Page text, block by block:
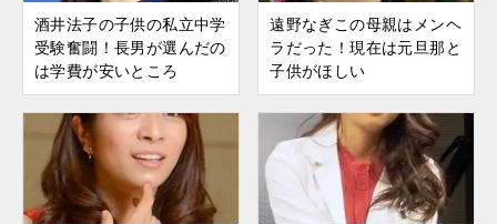
酒井法子の子供の私立中学
受験奮闘！長男が選んだの
は学費が安いところ
遠野なぎこの母親はメンヘ
ラだった！現在は元旦那と
子供がほしい